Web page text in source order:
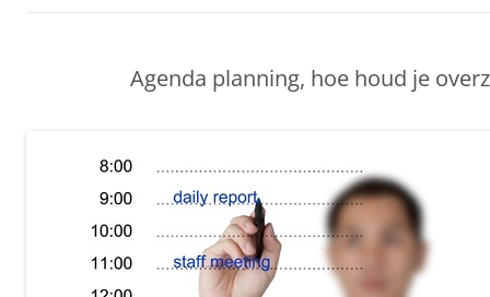
Agenda planning, hoe houd je